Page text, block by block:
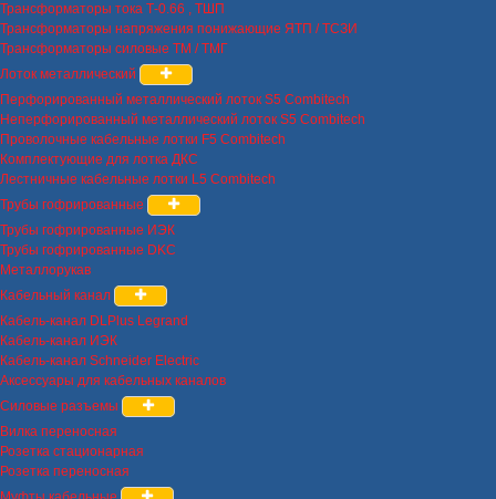
Трансформаторы тока Т-0.66 , ТШП
Трансформаторы напряжения понижающие ЯТП / ТСЗИ
Трансформаторы силовые ТМ / ТМГ
Лоток металлический
Перфорированный металлический лоток S5 Combitech
Неперфорированный металлический лоток S5 Combitech
Проволочные кабельные лотки F5 Combitech
Комплектующие для лотка ДКС
Лестничные кабельные лотки L5 Combitech
Трубы гофрированные
Трубы гофрированные ИЭК
Трубы гофрированные DKC
Металлорукав
Кабельный канал
Кабель-канал DLPlus Legrand
Кабель-канал ИЭК
Кабель-канал Schneider Electric
Аксессуары для кабельных каналов
Силовые разъемы
Вилка переносная
Розетка стационарная
Розетка переносная